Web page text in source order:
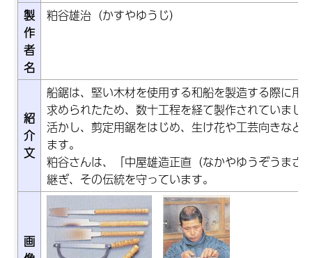
製
作
者
名
粕谷雄治（かすやゆうじ）
紹
介
文
船鋸は、堅い木材を使用する和船を製造する際に用
求められたため、数十工程を経て製作されていまし
活かし、剪定用鋸をはじめ、生け花や工芸向きなど
ます。
粕谷さんは、「中屋雄造正直（なかやゆうぞうまさ
継ぎ、その伝統を守っています。
画